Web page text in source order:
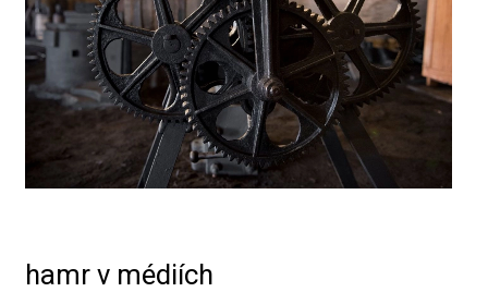
hamr v médiích